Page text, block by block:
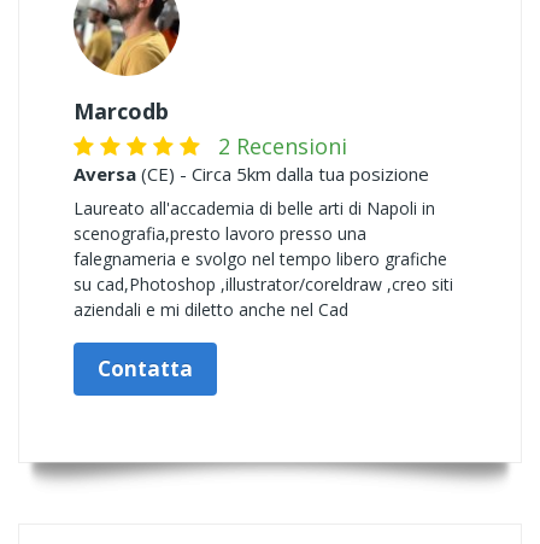
Marcodb
2 Recensioni
Aversa (CE) - Circa 5km dalla tua posizione
Laureato all'accademia di belle arti di Napoli in
scenografia,presto lavoro presso una
falegnameria e svolgo nel tempo libero grafiche
su cad,Photoshop ,illustrator/coreldraw ,creo siti
aziendali e mi diletto anche nel Cad
Contatta